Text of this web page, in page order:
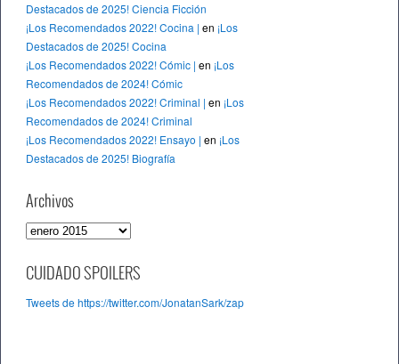
Destacados de 2025! Ciencia Ficción
¡Los Recomendados 2022! Cocina | en ¡Los
Destacados de 2025! Cocina
¡Los Recomendados 2022! Cómic | en ¡Los
Recomendados de 2024! Cómic
¡Los Recomendados 2022! Criminal | en ¡Los
Recomendados de 2024! Criminal
¡Los Recomendados 2022! Ensayo | en ¡Los
Destacados de 2025! Biografía
Archivos
A
c
i
CUIDADO SPOILERS
Tweets de https://twitter.com/JonatanSark/zap